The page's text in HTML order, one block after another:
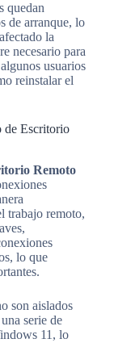
quedan
de arranque, lo
la
necesario para
usuarios
reinstalar el
de Escritorio
Remoto
trabajo remoto,
lo que
son aislados
serie de
11, lo